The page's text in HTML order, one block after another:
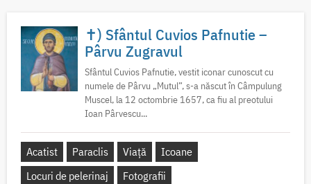
✝) Sfântul Cuvios Pafnutie –
Pârvu Zugravul
Sfântul Cuvios Pafnutie, vestit iconar cunoscut cu
numele de Pârvu „Mutul”, s-a născut în Câmpulung
Muscel, la 12 octombrie 1657, ca fiu al preotului
Ioan Pârvescu...
Acatist Paraclis Viață
Icoane
Locuri de pelerinaj
Fotografii